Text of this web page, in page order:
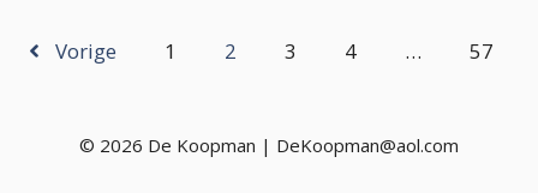
Vorige 1 2 3 4 … 57
© 2026 De Koopman | DeKoopman@aol.com